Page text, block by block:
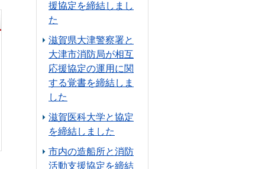
この記事に関するお問い合わせ先
援協定を締結しまし
た
滋賀県大津警察署と
大津市消防局が相互
応援協定の運用に関
する覚書を締結しま
した
滋賀医科大学と協定
を締結しました
市内の造船所と消防
活動支援協定を締結